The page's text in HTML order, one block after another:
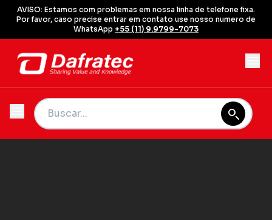
AVISO: Estamos com problemas em nossa linha de telefone fixa.
Por favor, caso precise entrar em contato use nosso numero de
WhatsApp +55 (11) 9.9799-7073